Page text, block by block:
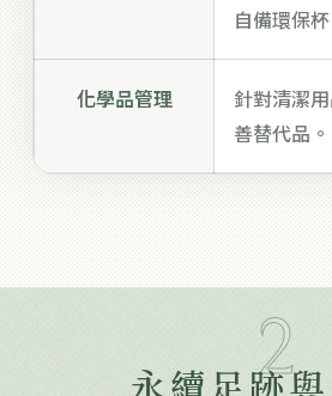
自備環保
化學品管理
針對清潔
善替代品。
2
永續足跡